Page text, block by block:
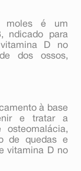
moles é um
ndicado para
D no
dos ossos,
à base
e tratar a
osteomalácia,
de quedas e
vitamina D no